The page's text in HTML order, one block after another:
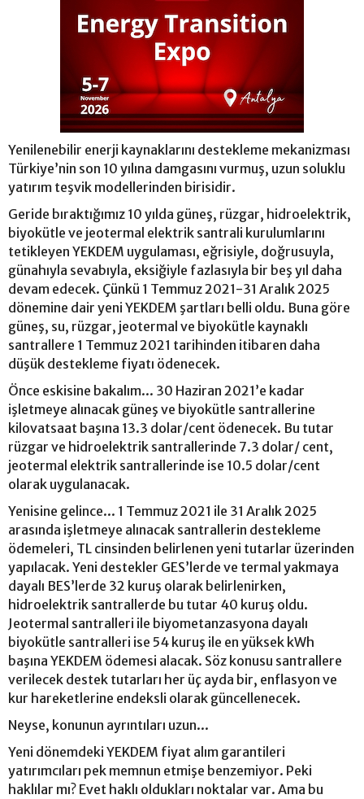
Yenilenebilir enerji kaynaklarını destekleme mekanizması
Türkiye’nin son 10 yılına damgasını vurmuş, uzun soluklu
yatırım teşvik modellerinden birisidir.
Geride bıraktığımız 10 yılda güneş, rüzgar, hidroelektrik,
biyokütle ve jeotermal elektrik santrali kurulumlarını
tetikleyen YEKDEM uygulaması, eğrisiyle, doğrusuyla,
günahıyla sevabıyla, eksiğiyle fazlasıyla bir beş yıl daha
devam edecek. Çünkü 1 Temmuz 2021-31 Aralık 2025
dönemine dair yeni YEKDEM şartları belli oldu. Buna göre
güneş, su, rüzgar, jeotermal ve biyokütle kaynaklı
santrallere 1 Temmuz 2021 tarihinden itibaren daha
düşük destekleme fiyatı ödenecek.
Önce eskisine bakalım... 30 Haziran 2021’e kadar
işletmeye alınacak güneş ve biyokütle santrallerine
kilovatsaat başına 13.3 dolar/cent ödenecek. Bu tutar
rüzgar ve hidroelektrik santrallerinde 7.3 dolar/ cent,
jeotermal elektrik santrallerinde ise 10.5 dolar/cent
olarak uygulanacak.
Yenisine gelince... 1 Temmuz 2021 ile 31 Aralık 2025
arasında işletmeye alınacak santrallerin destekleme
ödemeleri, TL cinsinden belirlenen yeni tutarlar üzerinden
yapılacak. Yeni destekler GES’lerde ve termal yakmaya
dayalı BES’lerde 32 kuruş olarak belirlenirken,
hidroelektrik santrallerde bu tutar 40 kuruş oldu.
Jeotermal santralleri ile biyometanzasyona dayalı
biyokütle santralleri ise 54 kuruş ile en yüksek kWh
başına YEKDEM ödemesi alacak. Söz konusu santrallere
verilecek destek tutarları her üç ayda bir, enflasyon ve
kur hareketlerine endeksli olarak güncellenecek.
Neyse, konunun ayrıntıları uzun...
Yeni dönemdeki YEKDEM fiyat alım garantileri
yatırımcıları pek memnun etmişe benzemiyor. Peki
haklılar mı? Evet haklı oldukları noktalar var. Ama bu